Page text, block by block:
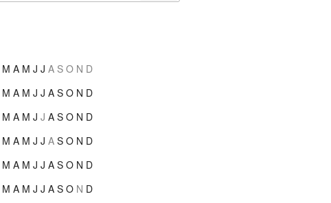
M A M J J A S O N D
M A M J J A S O N D
M A M J J A S O N D
M A M J J A S O N D
M A M J J A S O N D
M A M J J A S O N D